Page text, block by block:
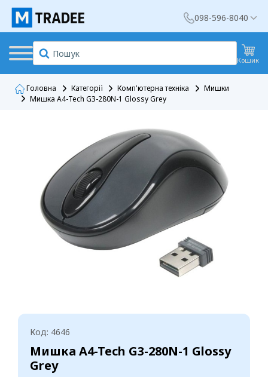
098-596-8040
Кошик
Головна Категорії Комп'ютерна техніка
Мишки
Мишка A4-Tech G3-280N-1 Glossy Grey
Код: 4646
Мишка A4-Tech G3-280N-1 Glossy
Grey